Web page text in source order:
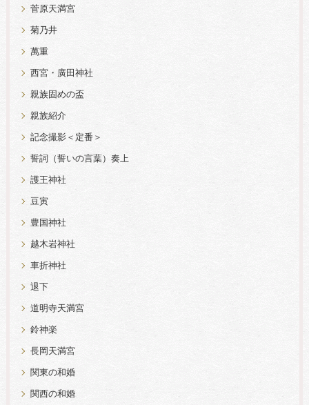
菅原天満宮
菊乃井
萬重
西宮・廣田神社
親族固めの盃
親族紹介
記念撮影＜定番＞
誓詞（誓いの言葉）奏上
護王神社
豆寅
豊国神社
越木岩神社
車折神社
退下
道明寺天満宮
鈴神楽
長岡天満宮
関東の和婚
関西の和婚